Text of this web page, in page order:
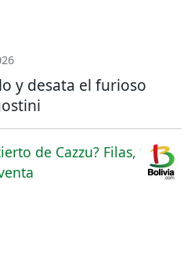
y desata el furioso